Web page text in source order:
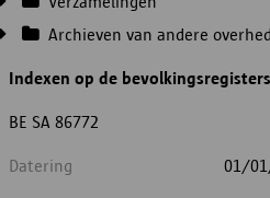
Archieven van andere
Indexen op de bevolkingsregisters
BE SA 86772
Datering 01/